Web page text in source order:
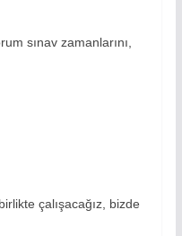
sınav zamanlarını,
çalışacağız, bizde